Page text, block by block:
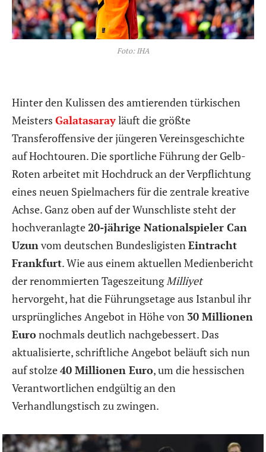
Foto: IHA
Hinter den Kulissen des amtierenden türkischen
Meisters Galatasarayläuft die größte
Transferoffensive der jüngeren Vereinsgeschichte
auf Hochtouren. Die sportliche Führung der Gelb-
Roten arbeitet mit Hochdruck an der Verpflichtung
eines neuen Spielmachers für die zentrale kreative
Achse. Ganz oben auf der Wunschliste steht der
hochveranlagte 20-jährige Nationalspieler Can
Uzun vom deutschen Bundesligisten Eintracht
Frankfurt. Wie aus einem aktuellen Medienbericht
der renommierten Tageszeitung Milliyet
hervorgeht, hat die Führungsetage aus Istanbul ihr
ursprüngliches Angebot in Höhe von 30 Millionen
Euronochmals deutlich nachgebessert. Das
aktualisierte, schriftliche Angebot beläuft sich nun
auf stolze40 Millionen Euro, um die hessischen
Verantwortlichen endgültig an den
Verhandlungstisch zu zwingen.